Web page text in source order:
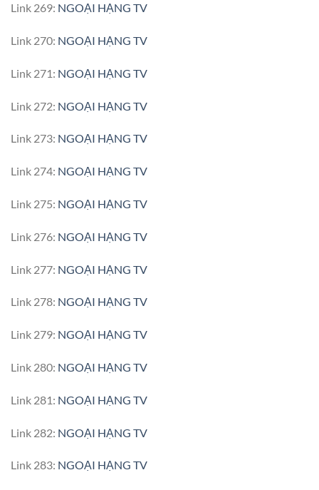
Link 269: NGOẠI HẠNG TV
Link 270: NGOẠI HẠNG TV
Link 271: NGOẠI HẠNG TV
Link 272: NGOẠI HẠNG TV
Link 273: NGOẠI HẠNG TV
Link 274: NGOẠI HẠNG TV
Link 275: NGOẠI HẠNG TV
Link 276: NGOẠI HẠNG TV
Link 277: NGOẠI HẠNG TV
Link 278: NGOẠI HẠNG TV
Link 279: NGOẠI HẠNG TV
Link 280: NGOẠI HẠNG TV
Link 281: NGOẠI HẠNG TV
Link 282: NGOẠI HẠNG TV
Link 283: NGOẠI HẠNG TV